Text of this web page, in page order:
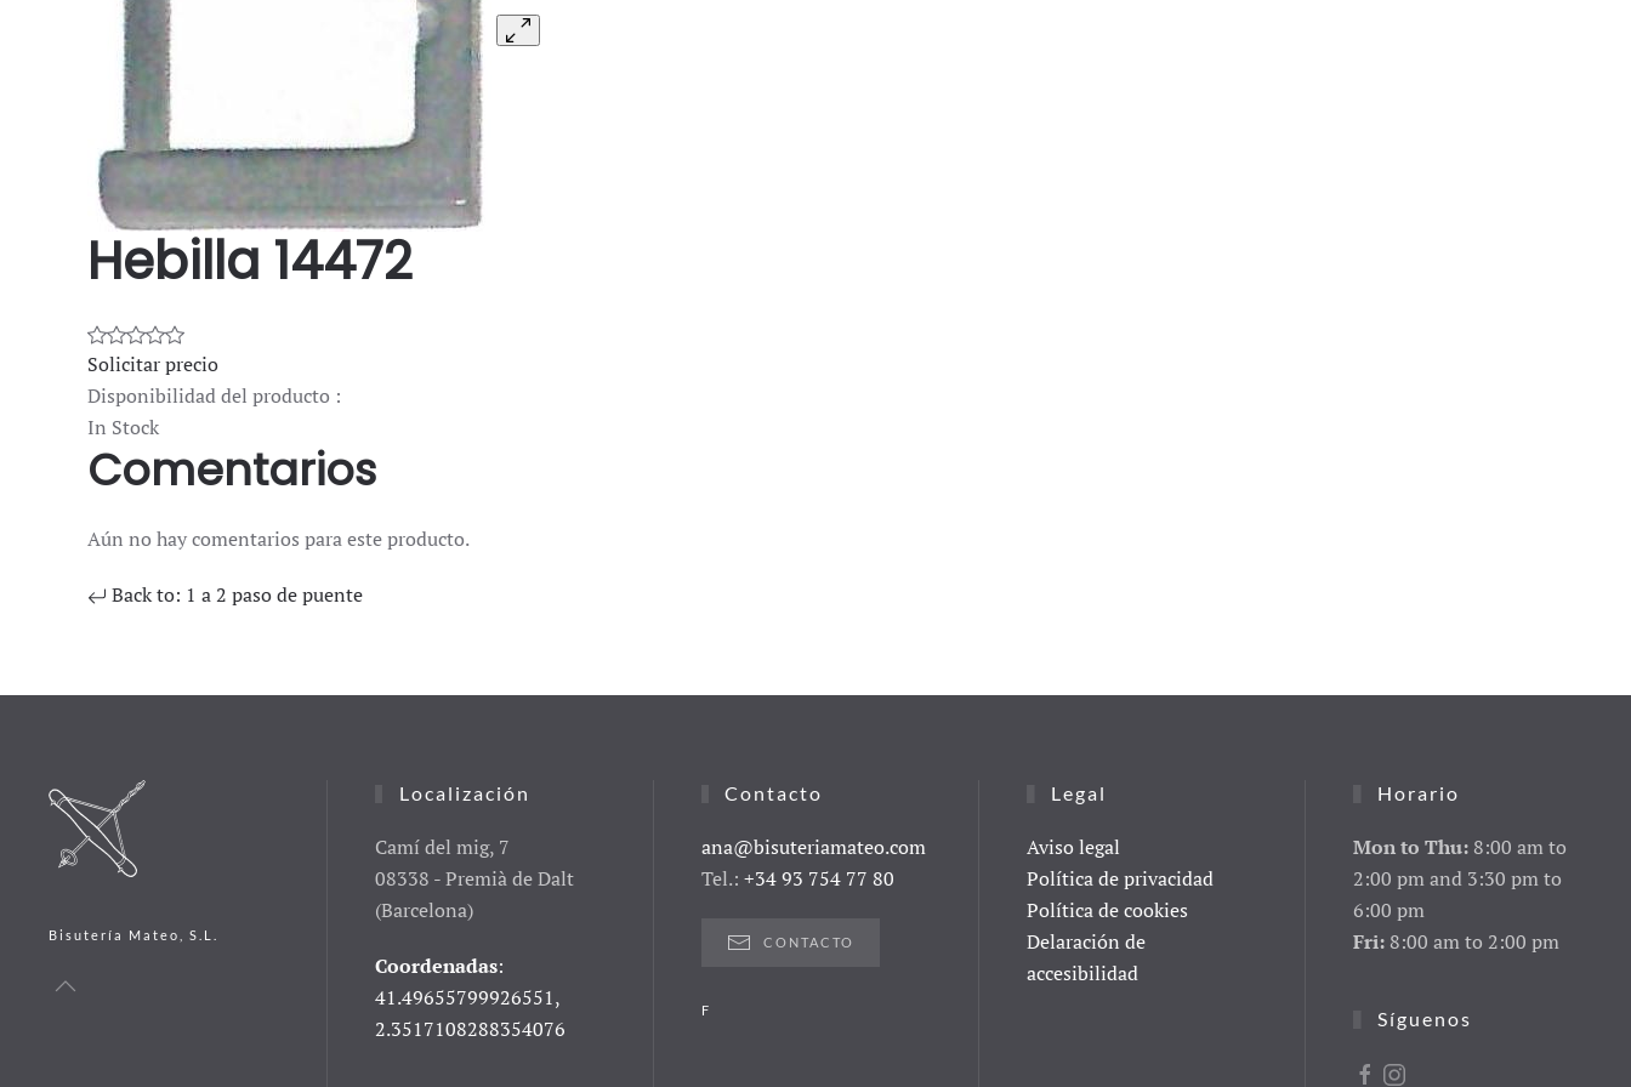
Hebilla 14472
Solicitar precio
Disponibilidad del producto :
In Stock
Comentarios
Aún no hay comentarios para este producto.
Back to: 1 a 2 paso de puente
Bisutería Mateo, S.L.
Localización
Camí del mig, 7
08338 - Premià de Dalt
(Barcelona)
Coordenadas:
41.49655799926551,
2.3517108288354076
Contacto
ana@bisuteriamateo.com
Tel.: +34 93 754 77 80
CONTACTO
F
Legal
Aviso legal
Política de privacidad
Política de cookies
Delaración de
accesibilidad
Horario
Mon to Thu: 8:00 am to
2:00 pm and 3:30 pm to
6:00 pm
Fri: 8:00 am to 2:00 pm
Síguenos